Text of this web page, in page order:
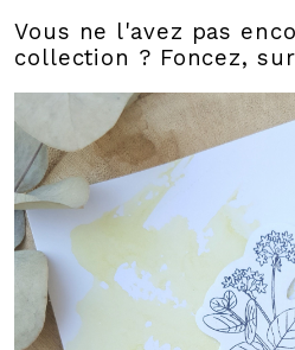
Vous ne l'avez pas
collection ? Foncez,